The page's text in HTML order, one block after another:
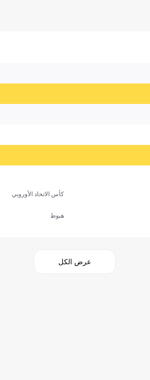
كأس الاتحاد الأوروبي
هبوط
عرض الكل